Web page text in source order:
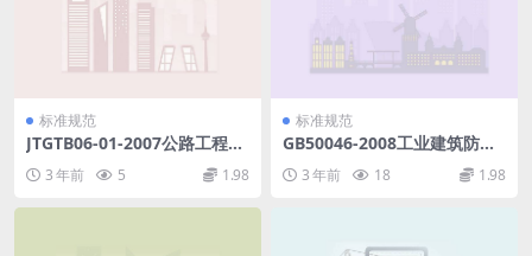
标准规范
JTGTB06-01-2007公路工程概
3 年前 5 1.98
标准规范
GB50046-2008工业建筑防腐
3 年前 18 1.98